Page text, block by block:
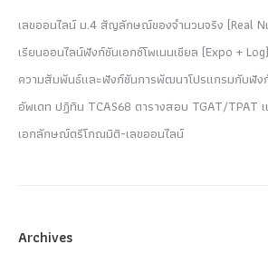
เลขออนไลน์ ม.4 สัญลักษณ์ของจำนวนจริง (Real
เรียนออนไลน์ฟังก์ชันเอกซ์โพเนนเชียล (Expo +
ความสัมพันธ์และฟังก์ชันการพัฒนาโปรแกรมกับฟัง
อัพเดท ปฏิทิน TCAS68 ตารางสอบ TGAT/TPAT
เอกลักษณ์ตรีโกณมิติ-เลขออนไลน์
Archives